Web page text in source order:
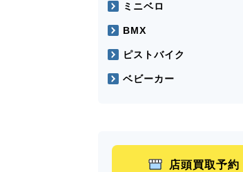
ミニベロ
BMX
ピストバイク
ベビーカー
店頭買取予約